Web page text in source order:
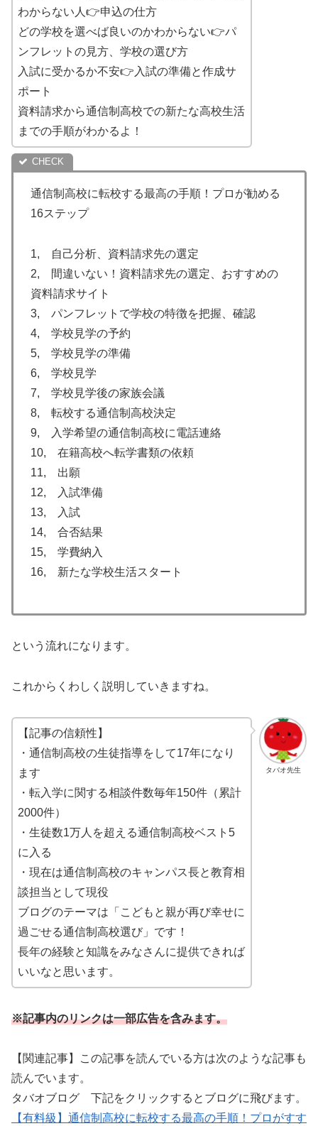
わからない人👉申込の仕方
どの学校を選べば良いのかわからない👉パ
ンフレットの見方、学校の選び方
入試に受かるか不安👉入試の準備と作成サ
ポート
資料請求から通信制高校での新たな高校生活
までの手順がわかるよ！
通信制高校に転校する最高の手順！プロが勧める
16ステップ
1, 自己分析、資料請求先の選定
2, 間違いない！資料請求先の選定、おすすめの
資料請求サイト
3, パンフレットで学校の特徴を把握、確認
4, 学校見学の予約
5, 学校見学の準備
6, 学校見学
7, 学校見学後の家族会議
8, 転校する通信制高校決定
9, 入学希望の通信制高校に電話連絡
10, 在籍高校へ転学書類の依頼
11, 出願
12, 入試準備
13, 入試
14, 合否結果
15, 学費納入
16, 新たな学校生活スタート
という流れになります。
これからくわしく説明していきますね。
タバオ先生
【記事の信頼性】
・通信制高校の生徒指導をして17年になり
ます
・転入学に関する相談件数毎年150件（累計
2000件）
・生徒数1万人を超える通信制高校ベスト5
に入る
・現在は通信制高校のキャンパス長と教育相
談担当として現役
ブログのテーマは「こどもと親が再び幸せに
過ごせる通信制高校選び」です！
長年の経験と知識をみなさんに提供できれば
いいなと思います。
※記事内のリンクは一部広告を含みます。
【関連記事】この記事を読んでいる方は次のような記事も
読んでいます。
タバオブログ 下記をクリックするとブログに飛びます。
【有料級】通信制高校に転校する最高の手順！プロがすす